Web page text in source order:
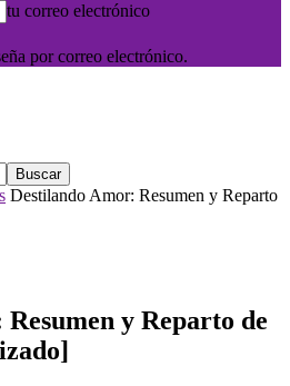
tu correo electrónico
por correo electrónico.
Destilando Amor: Resumen y Reparto
y Reparto de